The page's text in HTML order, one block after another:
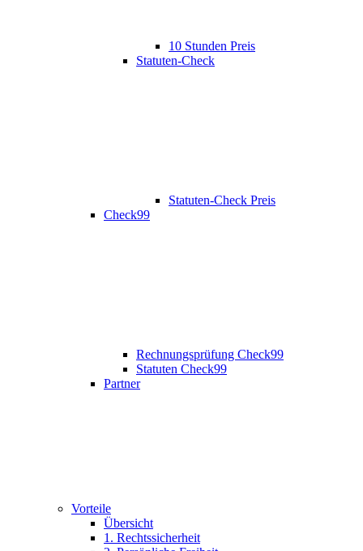
10 Stunden Preis
Statuten-Check
Statuten-Check Preis
Check99
Rechnungsprüfung Check99
Statuten Check99
Partner
Vorteile
Übersicht
1. Rechtssicherheit